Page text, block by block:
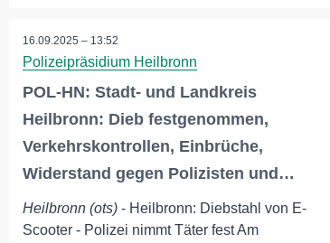
16.09.2025 – 13:52
Polizeipräsidium Heilbronn
POL-HN: Stadt- und Landkreis
Heilbronn: Dieb festgenommen,
Verkehrskontrollen, Einbrüche,
Widerstand gegen Polizisten und…
Heilbronn (ots)- Heilbronn: Diebstahl von E-
Scooter - Polizei nimmt Täter fest Am